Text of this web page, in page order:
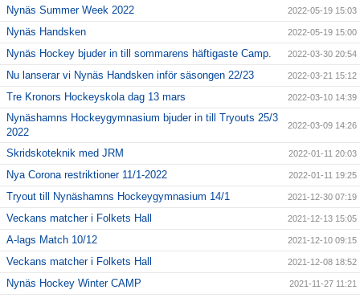
Nynäs Summer Week 2022 2022-05-19 15:03
Nynäs Handsken 2022-05-19 15:00
Nynäs Hockey bjuder in till sommarens häftigaste Camp. 2022-03-30 20:54
Nu lanserar vi Nynäs Handsken inför säsongen 22/23 2022-03-21 15:12
Tre Kronors Hockeyskola dag 13 mars 2022-03-10 14:39
Nynäshamns Hockeygymnasium bjuder in till Tryouts 25/3
2022
2022-03-09 14:26
Skridskoteknik med JRM 2022-01-11 20:03
Nya Corona restriktioner 11/1-2022 2022-01-11 19:25
Tryout till Nynäshamns Hockeygymnasium 14/1 2021-12-30 07:19
Veckans matcher i Folkets Hall 2021-12-13 15:05
A-lags Match 10/12 2021-12-10 09:15
Veckans matcher i Folkets Hall 2021-12-08 18:52
Nynäs Hockey Winter CAMP 2021-11-27 11:21